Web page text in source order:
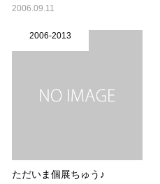
2006.09.11
2006-2013
ただいま個展ちゅう♪